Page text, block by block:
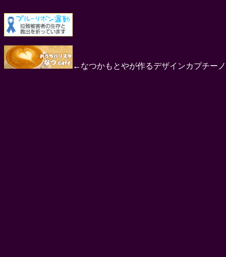
←なつかもとやが作るデザインカプチー